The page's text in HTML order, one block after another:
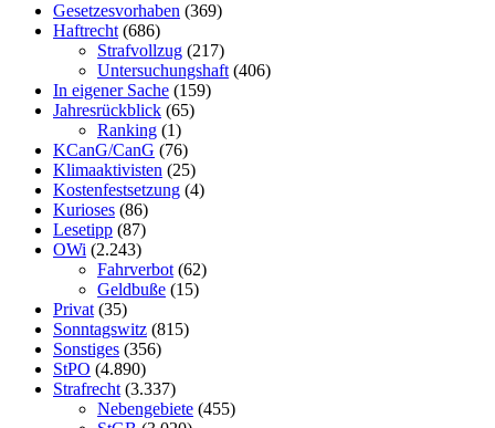
Gesetzesvorhaben (369)
Haftrecht (686)
Strafvollzug (217)
Untersuchungshaft (406)
In eigener Sache (159)
Jahresrückblick (65)
Ranking (1)
KCanG/CanG (76)
Klimaaktivisten (25)
Kostenfestsetzung (4)
Kurioses (86)
Lesetipp (87)
OWi (2.243)
Fahrverbot (62)
Geldbuße (15)
Privat (35)
Sonntagswitz (815)
Sonstiges (356)
StPO (4.890)
Strafrecht (3.337)
Nebengebiete (455)